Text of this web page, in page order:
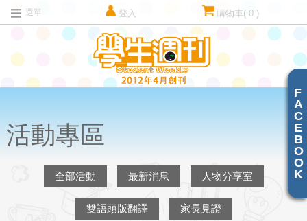
選單 登入 購物車( 0 )
活動專區
全部活動 最新消息 人物分享室
雙語頭版翻譯 家長見證
F
A
C
E
B
O
O
K